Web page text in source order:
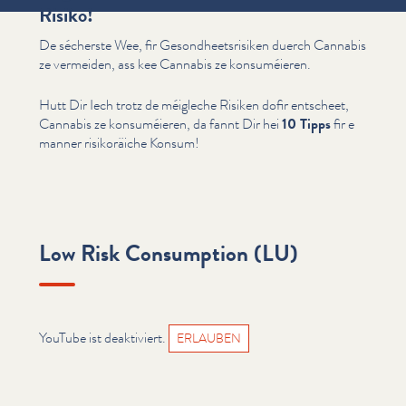
Risiko!
De sécherste Wee, fir Gesond­heet­srisiken duerch Cannabis
ze vermeiden, ass kee Cannabis ze kon­suméieren.
Hutt Dir Iech trotz de méigleche Risiken dofir entscheet,
Cannabis ze kon­suméieren, da fannt Dir hei10 Tippsfir e
manner risiko­räiche Konsum!
Low Risk Consumption (LU)
YouTube ist deaktiviert. ERLAUBEN